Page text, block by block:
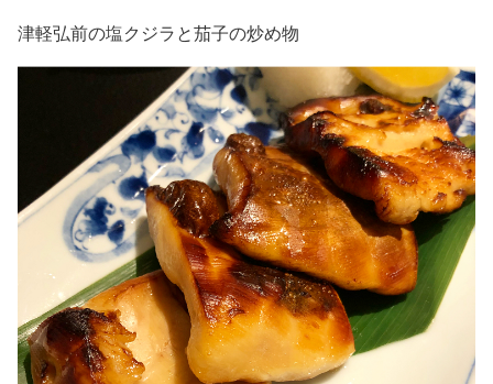
津軽弘前の塩クジラと茄子の炒め物